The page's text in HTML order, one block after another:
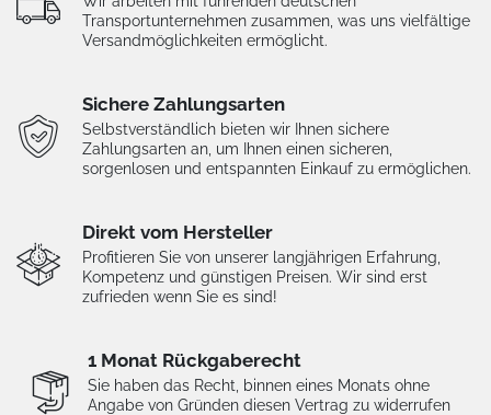
Transportunternehmen zusammen, was uns vielfältige
Versandmöglichkeiten ermöglicht.
Sichere Zahlungsarten
Selbstverständlich bieten wir Ihnen sichere
Zahlungsarten an, um Ihnen einen sicheren,
sorgenlosen und entspannten Einkauf zu ermöglichen.
Direkt vom Hersteller
Profitieren Sie von unserer langjährigen Erfahrung,
Kompetenz und günstigen Preisen. Wir sind erst
zufrieden wenn Sie es sind!
1 Monat Rückgaberecht
Sie haben das Recht, binnen eines Monats ohne
Angabe von Gründen diesen Vertrag zu widerrufen